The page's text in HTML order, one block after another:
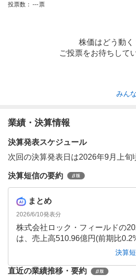
投票数： ---票
株価はどう動く
ご投票をお待ちして
みん
業績・決算情報
決算発表スケジュール
次回の決算発表日は2026年9月上旬
決算短信の要約
まとめ
2026/6/10発表分
株式会社ロック・フィールドの
は、売上高510.96億円(前期比
億円(同37.2%減)と減収減益とな
資本比率82.1%と財務基盤は安定
決算
直近の業績推移・要約